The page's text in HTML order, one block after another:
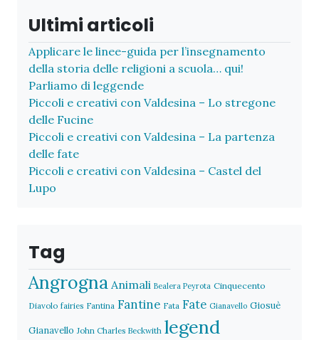
Ultimi articoli
Applicare le linee-guida per l’insegnamento
della storia delle religioni a scuola… qui!
Parliamo di leggende
Piccoli e creativi con Valdesina – Lo stregone
delle Fucine
Piccoli e creativi con Valdesina – La partenza
delle fate
Piccoli e creativi con Valdesina – Castel del
Lupo
Tag
Angrogna Animali Bealera Peyrota Cinquecento
Diavolo fairies Fantina Fantine Fata Fate Gianavello Giosuè
Gianavello John Charles Beckwith legend